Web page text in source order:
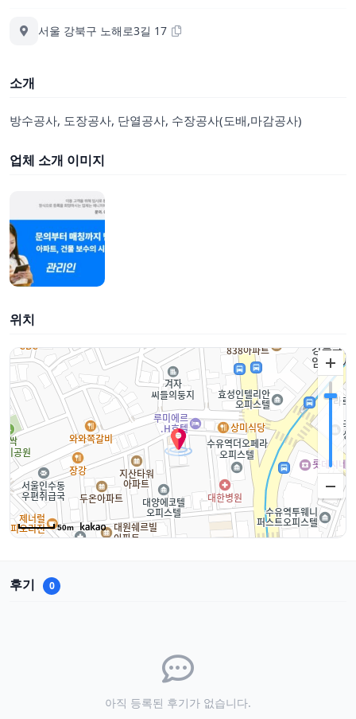
서울 강북구 노해로3길 17
소개
방수공사, 도장공사, 단열공사, 수장공사(도배,마감공사)
업체 소개 이미지
위치
50m
후기 0
아직 등록된 후기가 없습니다.